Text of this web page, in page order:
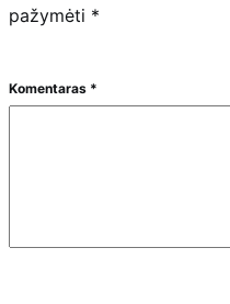
pažymėti *
Komentaras *